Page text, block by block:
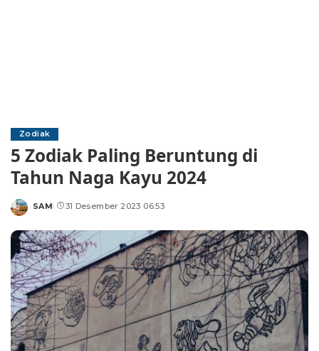
Zodiak
5 Zodiak Paling Beruntung di
Tahun Naga Kayu 2024
Posted
SAM 31 Desember 2023 06:53